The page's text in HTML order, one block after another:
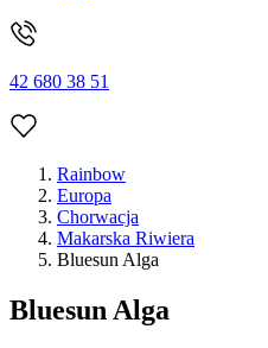
42 680 38 51
Rainbow
Europa
Chorwacja
Makarska Riwiera
Bluesun Alga
Bluesun Alga